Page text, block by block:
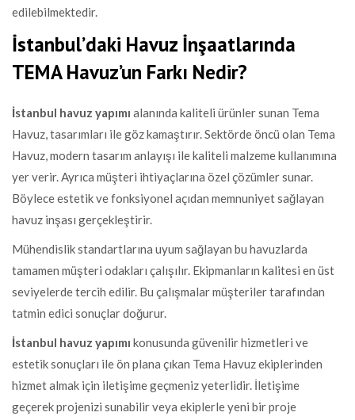
edilebilmektedir.
İstanbul’daki Havuz İnşaatlarında
TEMA Havuz’un Farkı Nedir?
İstanbul havuz yapımı alanında kaliteli ürünler sunan Tema
Havuz, tasarımları ile göz kamaştırır. Sektörde öncü olan Tema
Havuz, modern tasarım anlayışı ile kaliteli malzeme kullanımına
yer verir. Ayrıca müşteri ihtiyaçlarına özel çözümler sunar.
Böylece estetik ve fonksiyonel açıdan memnuniyet sağlayan
havuz inşası gerçekleştirir.
Mühendislik standartlarına uyum sağlayan bu havuzlarda
tamamen müşteri odakları çalışılır. Ekipmanların kalitesi en üst
seviyelerde tercih edilir. Bu çalışmalar müşteriler tarafından
tatmin edici sonuçlar doğurur.
İstanbul havuz yapımı konusunda güvenilir hizmetleri ve
estetik sonuçları ile ön plana çıkan Tema Havuz ekiplerinden
hizmet almak için iletişime geçmeniz yeterlidir. İletişime
geçerek projenizi sunabilir veya ekiplerle yeni bir proje